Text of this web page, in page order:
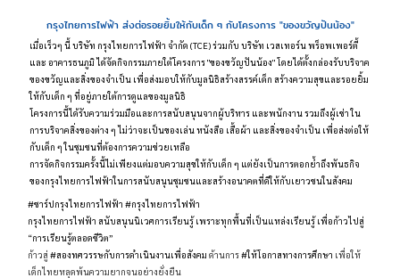
กรุงไทยการไฟฟ้า ส่งต่อรอยยิ้มให้กับเด็ก ๆ กับโครงการ "ของขวัญปันน้อง"
เมื่อเร็วๆ นี้ บริษัท กรุงไทยการไฟฟ้า จำกัด (TCE) ร่วมกับ บริษัท เวสเทอร์น พร็อพเพอร์ตี้
และ อาคารธนภูมิ ได้จัดกิจกรรมภายใต้โครงการ "ของขวัญปันน้อง" โดยได้ตั้งกล่องรับบริจาค
ของขวัญและสิ่งของจำเป็น เพื่อส่งมอบให้กับมูลนิธิสร้างสรรค์เด็ก สร้างความสุขและรอยยิ้ม
ให้กับเด็ก ๆ ที่อยู่ภายใต้การดูแลของมูลนิธิ
โครงการนี้ได้รับความร่วมมือและการสนับสนุนจากผู้บริหาร และพนักงาน รวมถึงผู้เช่า ใน
การบริจาคสิ่งของต่าง ๆ ไม่ว่าจะเป็นของเล่น หนังสือ เสื้อผ้า และสิ่งของจำเป็น เพื่อส่งต่อให้
กับเด็ก ๆ ในชุมชนที่ต้องการความช่วยเหลือ
การจัดกิจกรรมครั้งนี้ไม่เพียงแต่มอบความสุขให้กับเด็ก ๆ แต่ยังเป็นการตอกย้ำถึงพันธกิจ
ของกรุงไทยการไฟฟ้าในการสนับสนุนชุมชนและสร้างอนาคตที่ดีให้กับเยาวชนในสังคม
#ชาร์ปกรุงไทยการไฟฟ้า #กรุงไทยการไฟฟ้า
กรุงไทยการไฟฟ้า สนับสนุนนิเวศการเรียนรู้ เพราะทุกพื้นที่เป็นแหล่งเรียนรู้ เพื่อก้าวไปสู่
“การเรียนรู้ตลอดชีวิต”
ก้าวสู่ #สองทศวรรษกับการดำเนินงานเพื่อสังคม ด้านการ#ให้โอกาสทางการศึกษา เพื่อให้
เด็กไทยหลุดพ้นความยากจนอย่างยั่งยืน